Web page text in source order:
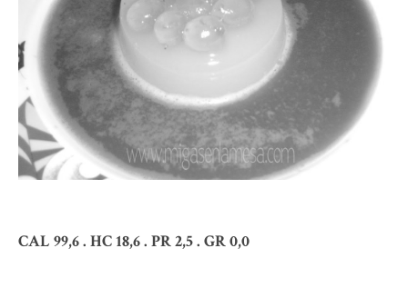
CAL 99,6 . HC 18,6 . PR 2,5 . GR 0,0